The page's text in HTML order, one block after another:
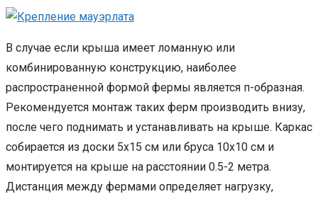
В случае если крыша имеет ломанную или
комбинированную конструкцию, наиболее
распространенной формой фермы является п-образная.
Рекомендуется монтаж таких ферм производить внизу,
после чего поднимать и устанавливать на крыше. Каркас
собирается из доски 5х15 см или бруса 10х10 см и
монтируется на крыше на расстоянии 0.5-2 метра.
Дистанция между фермами определяет нагрузку,